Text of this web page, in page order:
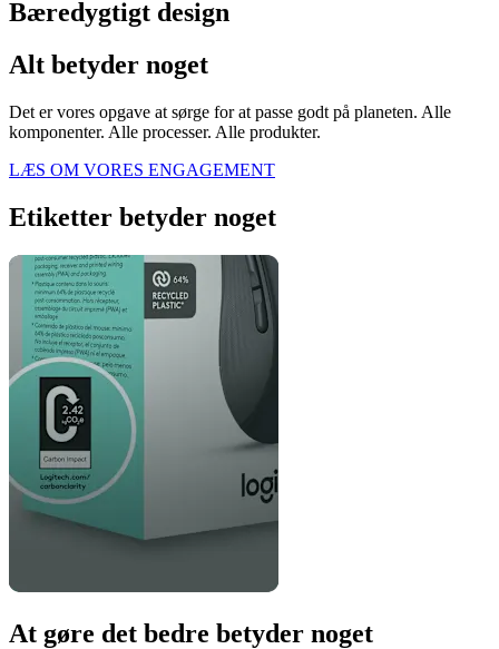
Bæredygtigt design
Alt betyder noget
Det er vores opgave at sørge for at passe godt på planeten. Alle
komponenter. Alle processer. Alle produkter.
LÆS OM VORES ENGAGEMENT
Etiketter betyder noget
At gøre det bedre betyder noget